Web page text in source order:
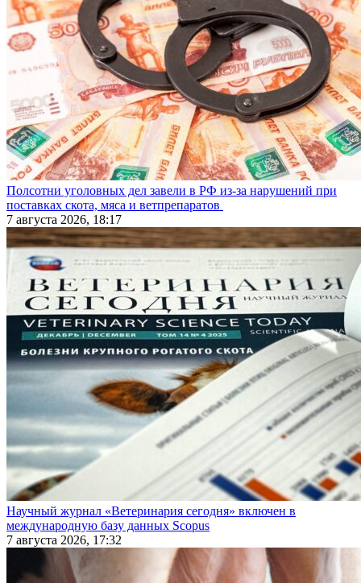
Полсотни уголовных дел завели в РФ из-за нарушений при
поставках скота, мяса и ветпрепаратов
7 августа 2026, 18:17
Научный журнал «Ветеринария сегодня» включен в
международную базу данных Scopus
7 августа 2026, 17:32